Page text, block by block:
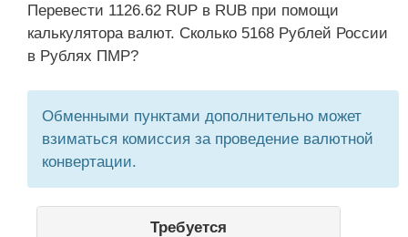
Перевести 1126.62 RUP в RUB при помощи
калькулятора валют. Сколько 5168 Рублей России
в Рублях ПМР?
Обменными пунктами дополнительно может
взиматься комиссия за проведение валютной
конвертации.
Требуется